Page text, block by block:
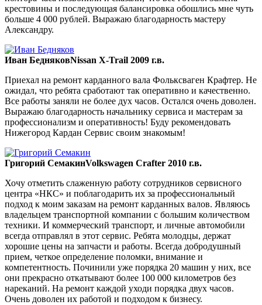
крестовины и последующая балансировка обошлись мне чуть
больше 4 000 рублей. Выражаю благодарность мастеру
Александру.
Иван БедняковNissan X-Trail 2009 г.в.
Приехал на ремонт карданного вала Фольксваген Крафтер. Не
ожидал, что ребята сработают так оперативно и качественно.
Все работы заняли не более дух часов. Остался очень доволен.
Выражаю благодарность начальнику сервиса и мастерам за
профессионализм и оперативность! Буду рекомендовать
Нижегород Кардан Сервис своим знакомым!
Григорий СемакинVolkswagen Crafter 2010 г.в.
Хочу отметить слаженную работу сотрудников сервисного
центра «НКС» и поблагодарить их за профессиональный
подход к моим заказам на ремонт карданных валов. Являюсь
владельцем транспортной компании с большим количеством
техники. И коммерческий транспорт, и личные автомобили
всегда отправлял в этот сервис. Ребята молодцы, держат
хорошие цены на запчасти и работы. Всегда добродушный
прием, четкое определение поломки, внимание и
компетентность. Починили уже порядка 20 машин у них, все
они прекрасно откатывают более 100 000 километров без
нареканий. На ремонт каждой уходи порядка двух часов.
Очень доволен их работой и подходом к бизнесу.